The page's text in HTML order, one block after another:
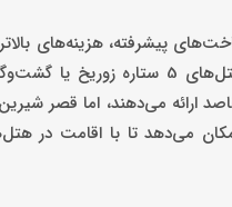
پیشرفته، هزینه‌های
مقاصد گران‌تر قرار می‌گیرند. برای
می‌دهد تا با اقامت در